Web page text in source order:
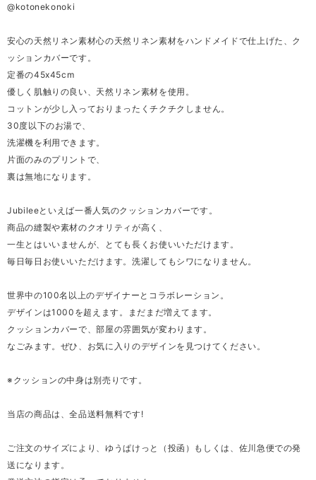
@kotonekonoki
安心の天然リネン素材心の天然リネン素材をハンドメイドで仕上げた、ク
ッションカバーです。
定番の45x45cm
優しく肌触りの良い、天然リネン素材を使用。
コットンが少し入っておりまったくチクチクしません。
30度以下のお湯で、
洗濯機を利用できます。
片面のみのプリントで、
裏は無地になります。
Jubileeといえば一番人気のクッションカバーです。
商品の縫製や素材のクオリティが高く、
一生とはいいませんが、とても長くお使いいただけます。
毎日毎日お使いいただけます。洗濯してもシワになりません。
世界中の100名以上のデザイナーとコラボレーション。
デザインは1000を超えます。まだまだ増えてます。
クッションカバーで、部屋の雰囲気が変わります。
なごみます。ぜひ、お気に入りのデザインを見つけてください。
※クッションの中身は別売りです。
当店の商品は、全品送料無料です!
ご注文のサイズにより、ゆうぱけっと（投函）もしくは、佐川急便での発
送になります。